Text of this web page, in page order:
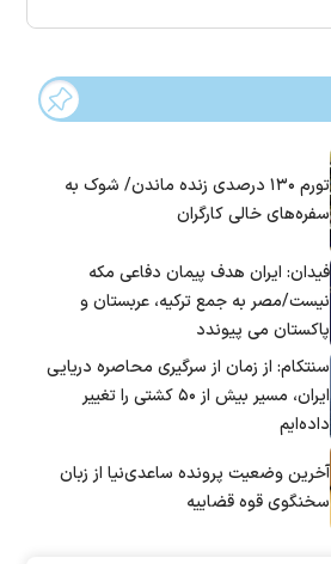
تورم ۱۳۰ درصدی زنده ماندن/ شوک به
سفره‌های خالی کارگران
فیدان: ایران هدف پیمان دفاعی مکه
نیست/مصر به جمع ترکیه، عربستان و
پاکستان می پیوندد
سنتکام: از زمان از سرگیری محاصره دریایی
ایران، مسیر بیش از ۵۰ کشتی را تغییر
داده‌ایم
آخرین وضعیت پرونده ساعدی‌نیا از زبان
سخنگوی قوه قضاییه